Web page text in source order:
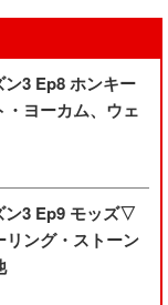
3 Ep8 ホンキー
ヨーカム、ウェ
ン3 Ep9 モッズ▽
ング・ストーン